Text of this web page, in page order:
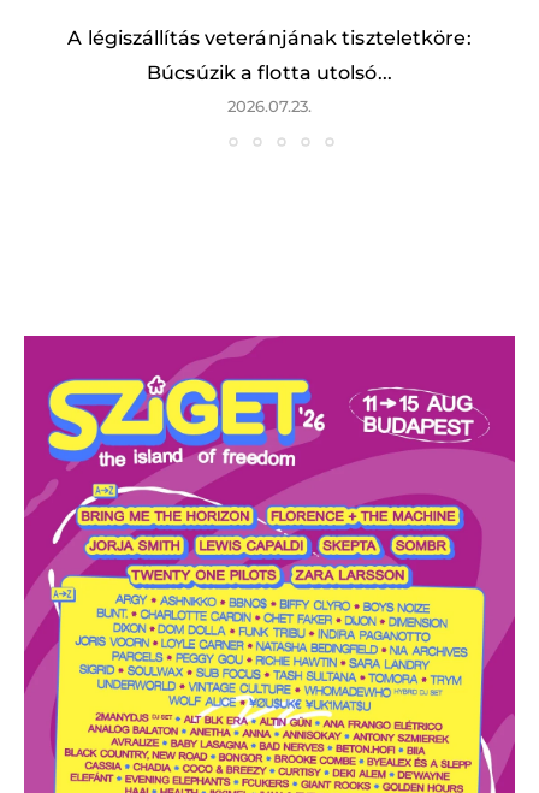
A légiszállítás veteránjának tiszteletköre:
Búcsúzik a flotta utolsó...
2026.07.23.